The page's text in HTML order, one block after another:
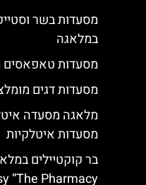
מסעדות בשר
במלאגה
מסעדות טאפאסים
מסעדות דגים
מלאגה מסעדה
מסעדות איטלקיות
בר קוקטיילים
“The Pharmacy”